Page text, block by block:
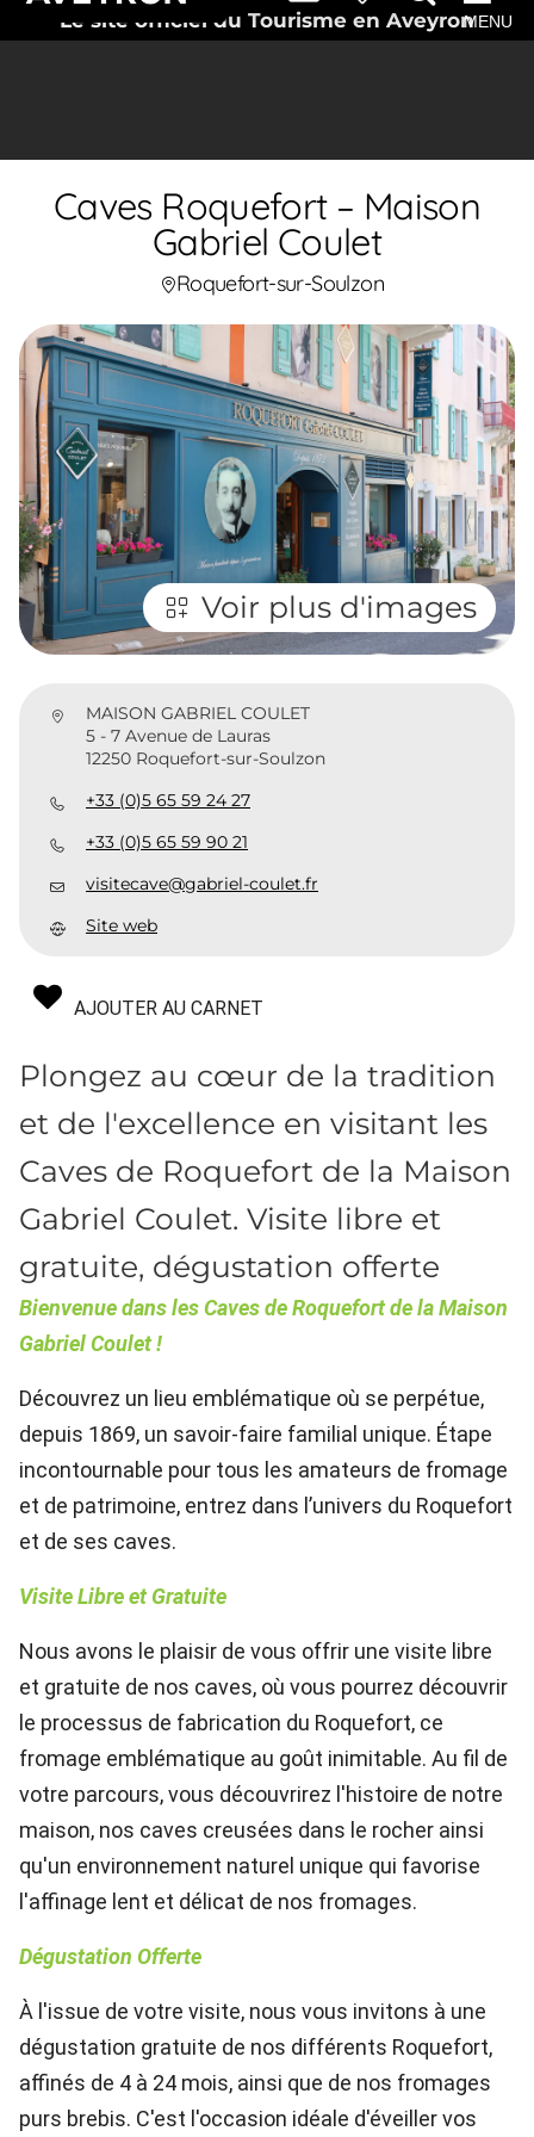
Le site officiel du Tourisme en AveyronMENU
Caves Roquefort – Maison
Gabriel Coulet
Roquefort-sur-Soulzon
Voir plus d'images
MAISON GABRIEL COULET
5 - 7 Avenue de Lauras
12250 Roquefort-sur-Soulzon
+33 (0)5 65 59 24 27
+33 (0)5 65 59 90 21
visitecave@gabriel-coulet.fr
Site web
AJOUTER AU CARNET
Plongez au cœur de la tradition
et de l'excellence en visitant les
Caves de Roquefort de la Maison
Gabriel Coulet. Visite libre et
gratuite, dégustation offerte
Bienvenue dans les Caves de Roquefort de la Maison
Gabriel Coulet !
Découvrez un lieu emblématique où se perpétue,
depuis 1869, un savoir-faire familial unique. Étape
incontournable pour tous les amateurs de fromage
et de patrimoine, entrez dans l’univers du Roquefort
et de ses caves.
Visite Libre et Gratuite
Nous avons le plaisir de vous offrir une visite libre
et gratuite de nos caves, où vous pourrez découvrir
le processus de fabrication du Roquefort, ce
fromage emblématique au goût inimitable. Au fil de
votre parcours, vous découvrirez l'histoire de notre
maison, nos caves creusées dans le rocher ainsi
qu'un environnement naturel unique qui favorise
l'affinage lent et délicat de nos fromages.
Dégustation Offerte
À l'issue de votre visite, nous vous invitons à une
dégustation gratuite de nos différents Roquefort,
affinés de 4 à 24 mois, ainsi que de nos fromages
purs brebis. C'est l'occasion idéale d'éveiller vos